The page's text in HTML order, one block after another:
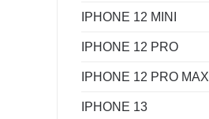
IPHONE 12 MINI
IPHONE 12 PRO
IPHONE 12 PRO MAX
IPHONE 13